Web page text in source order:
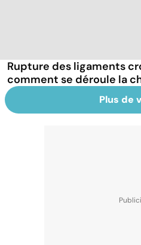
Rupture des ligaments
comment se déroule la
Plus de